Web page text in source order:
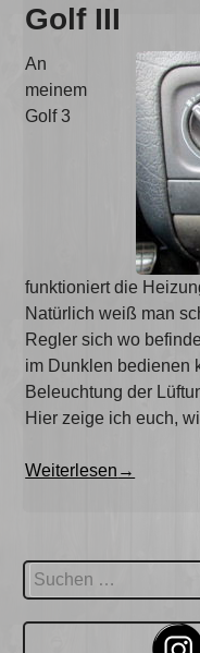
Golf III
An
meinem
Golf 3
funktioniert die
Natürlich weiß man
Regler sich wo
im Dunklen bedienen
Beleuchtung der
Hier zeige ich euch,
Weiterlesen →
Suchen
nach: